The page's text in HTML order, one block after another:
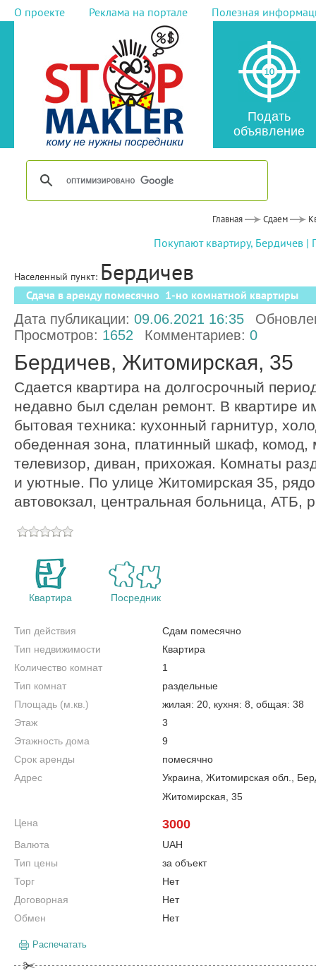
О проекте Реклама на портале Полезная
Подать
объявление
Главная Сдаем
Покупают квартиру, Бердичев|
Населенный пункт: Бердичев
Сдача в аренду помесячно 1-но комнатной квартиры
Дата публикации: 09.06.2021 16:35
Просмотров: 1652 Комментариев: 0
Бердичев, Житомирская, 35
Сдается квартира на долгосрочный
недавно был сделан ремонт. В квартире
бытовая техника: кухонный гарнитур,
обеденная зона, платинный шкаф, комод,
телевизор, диван, прихожая. Комнаты
и уютные. По улице Житомирская 35,
автовокзал, центральная больница, АТБ,
Квартира Посредник
Тип действия
Сдам помесячно
Тип недвижимости
Квартира
Количество комнат
1
Тип комнат
раздельные
Площадь (м.кв.)
жилая: 20, кухня: 8, общая: 38
Этаж
3
Этажность дома
9
Срок аренды
помесячно
Адрес
Украина, Житомирская обл.,
Житомирская, 35
Цена 3000
Валюта
UAH
Тип цены
за объект
Торг
Нет
Договорная
Нет
Обмен
Нет
Распечатать